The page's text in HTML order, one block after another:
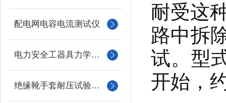
配电网电容电流测试仪
电力安全工器具力学性能试验机
绝缘靴手套耐压试验装置
耐受这
路中拆
试。型
开始，